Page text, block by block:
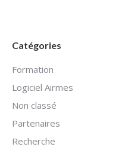
Catégories
Formation
Logiciel Airmes
Non classé
Partenaires
Recherche